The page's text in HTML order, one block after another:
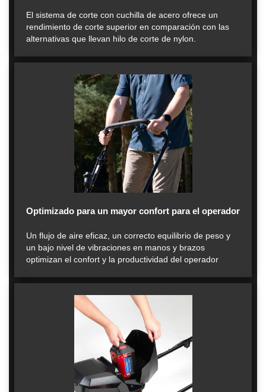
El sistema de corte con cuchilla de acero ofrece un
rendimiento de corte superior en comparación con las
alternativas que llevan hilo de corte de nylon.
Optimizado para un mayor confort para el operador
Un flujo de aire eficaz, un correcto equilibrio de peso y
un bajo nivel de vibraciones en manos y brazos
optimizan el confort y la productividad del operador